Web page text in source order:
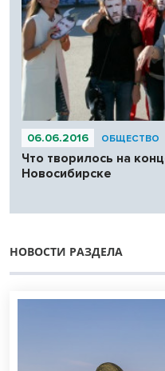
06.06.2016 ОБЩЕСТВО
Что творилось на
Новосибирске
НОВОСТИ РАЗДЕЛА